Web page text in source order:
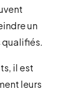
un
qualifiés.
il est
leurs